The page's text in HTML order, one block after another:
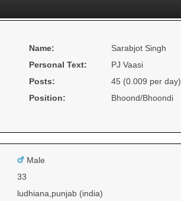
Name:
Sarabjot Singh
Personal Text:
PJ Vaasi
Posts:
45 (0.009 per day)
Position:
Bhoond/Bhoondi
Male
33
ludhiana,punjab (india)